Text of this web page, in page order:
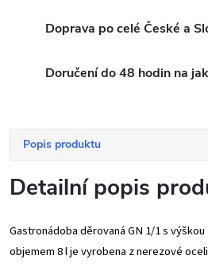
Doprava po celé České a
Doručení do 48 hodin na
Popis produktu
Detailní popis
Gastronádoba děrovaná GN 1/1 s
objemem 8 l je vyrobena z nerezové